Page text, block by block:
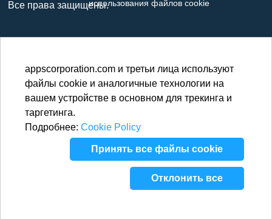
Все права защищены.использования файлов cookie
appscorporation.com и третьи лица используют
файлы cookie и аналогичные технологии на
вашем устройстве в основном для трекинга и
таргетинга.
Подробнее: Cookie Policy
Принять все файлы cookie
Отклонить все